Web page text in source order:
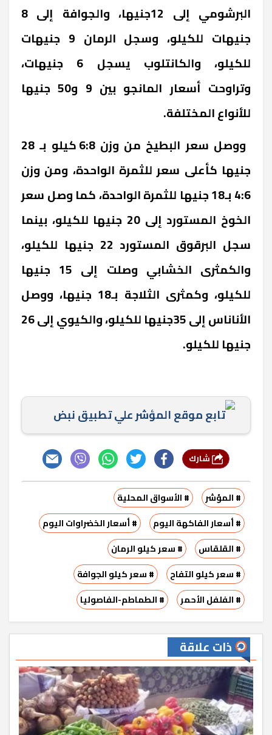
البرشومي إلى 12جنيها، والجوافة إلى 8
جنيهات للكيلو، وسجل الرمان 9 جنيهات
للكيلو، والكانتلوب يسجل 6 جنيهات،
وتراوحت أسعار المانجو بين 9 و50 جنيها
للأنواع المختلفة.
ووصل سعر البطيخ من وزن 6:8 كيلو بـ 28
جنيها كأعلى سعر للثمرة الواحدة، ومن وزن
4:6 بـ18 جنيها للثمرة الواحدة، كما وصل سعر
الخوخ المستورد إلى 20 جنيها للكيلو، بينما
سجل البرقوق المستورد 22 جنيها للكيلو،
والكمثرى الخشابي وصلت إلى 15 جنيها
للكيلو، وكمثرى الثلاجة بـ18 جنيها، ووصل
الأناناس إلى 35جنيها للكيلو، والكيوي إلى 26
جنيها للكيلو.
تابع موقع المؤشر علي تطبيق نبض
# المؤشر
# الأسواق المحلية
# أسعار الفاكهة اليوم
# أسعار الخضراوات اليوم
# القلقاس
# سعر كيلو الرمان
# سعر كيلو التفاح
# سعر كيلو الجوافة
# الفلفل الأحمر
# الطماطم-الفاصوليا
ذات علاقة